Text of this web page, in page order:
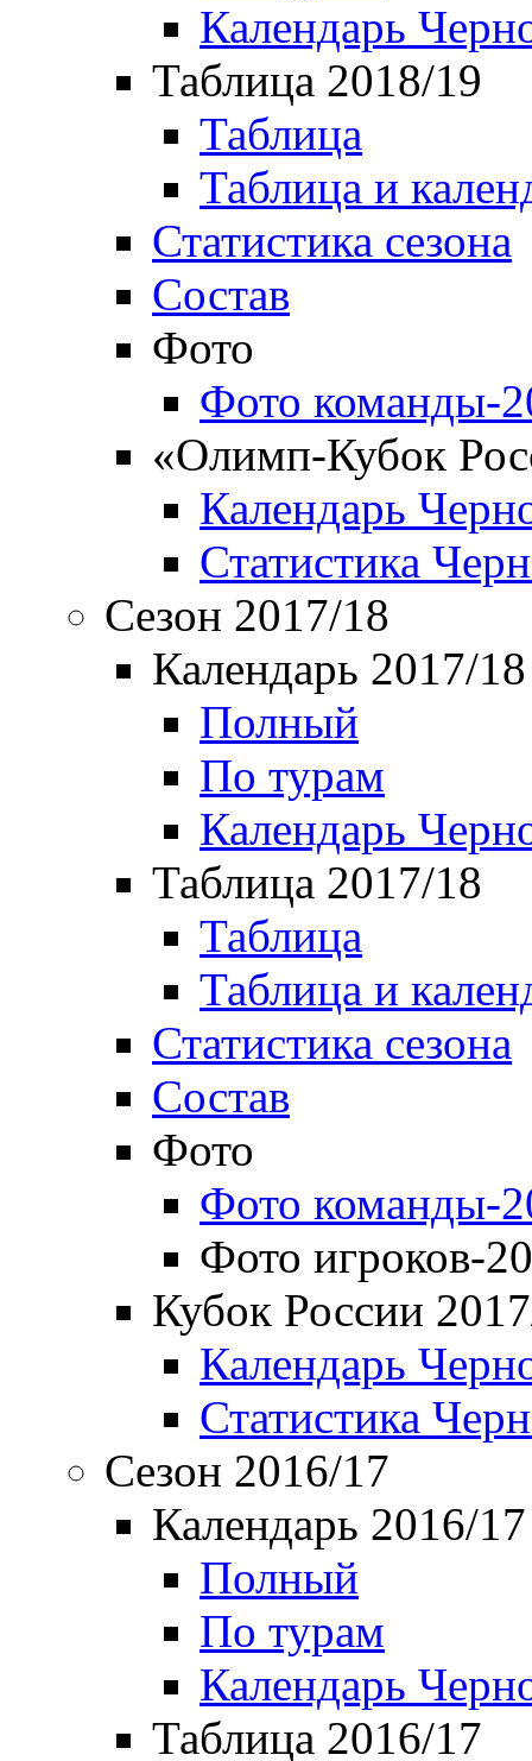
Календарь
Таблица 2018/19
Таблица
Таблица и
Статистика сезона
Состав
Фото
Фото команды-
«Олимп-Кубок
Календарь
Статистика
Сезон 2017/18
Календарь 2017/18
Полный
По турам
Календарь
Таблица 2017/18
Таблица
Таблица и
Статистика сезона
Состав
Фото
Фото команды-
Фото игроков-
Кубок России
Календарь
Статистика
Сезон 2016/17
Календарь 2016/17
Полный
По турам
Календарь
Таблица 2016/17